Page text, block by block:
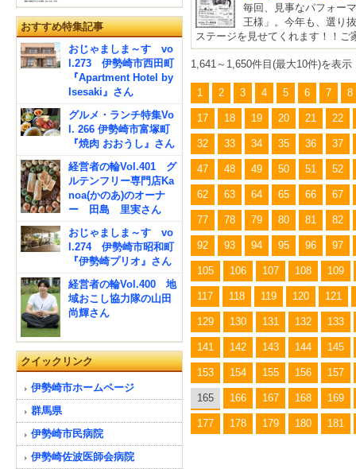
毎回、見事なパフォー
王様」。今年も、選り
ステージを見せてくれます！！
1,641～1,650件目(最大10件)を表示
1 2 3 4 5 6 7 8
17 18 19 20 21 22
32 33 34 35 36 37
47 48 49 50 51 52
62 63 64 65 66 67
77 78 79 80 81 82
92 93 94 95 96 97
105 106 107 108 109
117 118 119 120 121
129 130 131 132 133
141 142 143 144 145
153 154 155 156 157
165 166 167 168 169
177 178 179 180 181
おすすめ特集記事
おじゃましま～す vo
l.273 伊勢崎市西田町
『Apartment Hotel by
Isesaki』さん
グルメ・ランチ特集Vo
l. 266 伊勢崎市富塚町
『焼肉 おおうし』さん
経営者の輪Vol.401 グ
ルテンフリー専門店Ka
noa(かのあ)のオーナ
ー 田島 里実さん
おじゃましま～す vo
l.274 伊勢崎市昭和町
『伊勢崎プリオ』さん
経営者の輪Vol.400 地
域おこし協力隊の山田
尚輝さん
クイックリンク
伊勢崎市ホームページ
群馬県
伊勢崎市民病院
伊勢崎佐波医師会病院